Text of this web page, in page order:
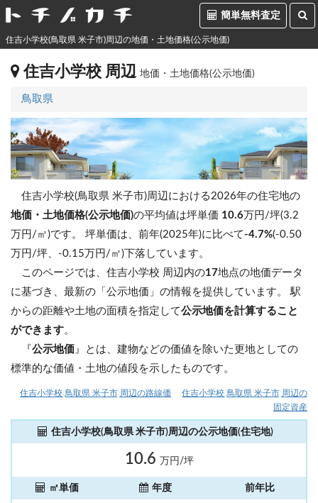
簡単無料査定
住吉小学校(鳥取県 米子市)周辺の地価・土地価格(公示地価)
住吉小学校 周辺 地価・土地価格(公示地価)
鳥取県
住吉小学校(鳥取県 米子市)周辺における2026年の住宅地の
地価・土地価格(公示地価)の平均値は坪単価 10.6万円/坪(3.2
万円/㎡)です。 坪単価は、前年(2025年)に比べて-4.7%(-0.50
万円/坪、-0.15万円/㎡)下落しています。
このページでは、住吉小学校 周辺内の17地点の地価データ
に基づき、最新の「公示地価」の情報を提供しています。 駅
からの距離や土地の面積を指定して公示地価を計算すること
ができます。
『公示地価 』とは、建物などの価値を除いた更地としての
標準的な価値・土地の値段を示したものです。
住吉小学校(鳥取県 米子市)周辺の路線価
住吉小学校(鳥取県 米子市)周辺の
固定資産
住吉小学校(鳥取県 米子市)周辺の公示地価(住宅地)
10.6 万円/坪
㎡単価 年度 前年比